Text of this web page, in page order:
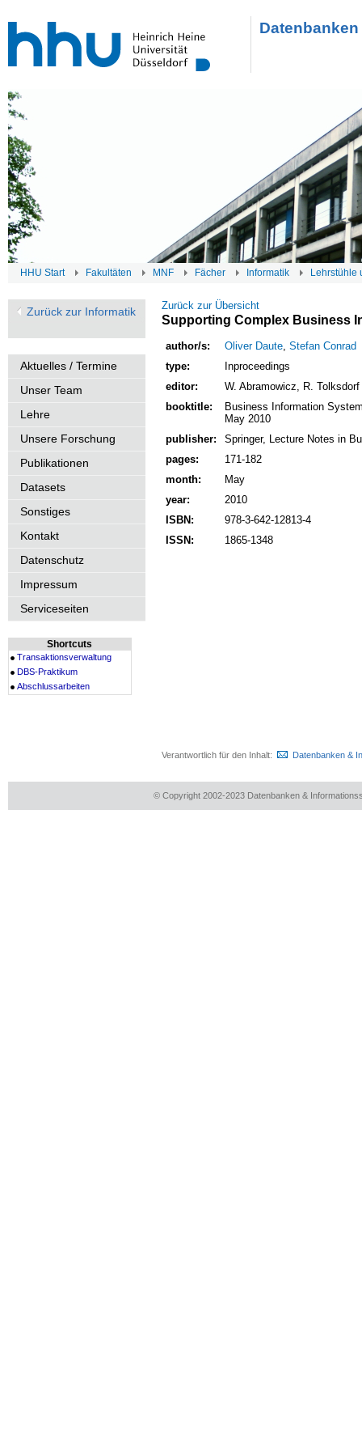
HHU Start Fakultäten MNF Fächer Informatik Lehrstühle
Zurück zur Informatik
Aktuelles / Termine
Unser Team
Lehre
Unsere Forschung
Publikationen
Datasets
Sonstiges
Kontakt
Datenschutz
Impressum
Serviceseiten
Shortcuts
Transaktionsverwaltung
DBS-Praktikum
Abschlussarbeiten
Zurück zur Übersicht
Supporting Complex Business
author/s: Oliver Daute, Stefan Conrad
type:
Inproceedings
editor:
W. Abramowicz, R. Tolksdorf
booktitle:
Business Information
May 2010
publisher:
Springer, Lecture Notes in
pages:
171-182
month:
May
year:
2010
ISBN:
978-3-642-12813-4
ISSN:
1865-1348
Verantwortlich für den Inhalt: Datenbanken &
© Copyright 2002-2023 Datenbanken &